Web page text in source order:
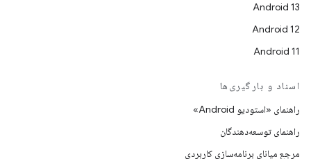
Android 13
Android 12
Android 11
اسناد و بارگیری‌ها
راهنمای «استودیو Android»
راهنمای توسعه‌دهندگان
مرجع میانای برنامه‌سازی کاربردی